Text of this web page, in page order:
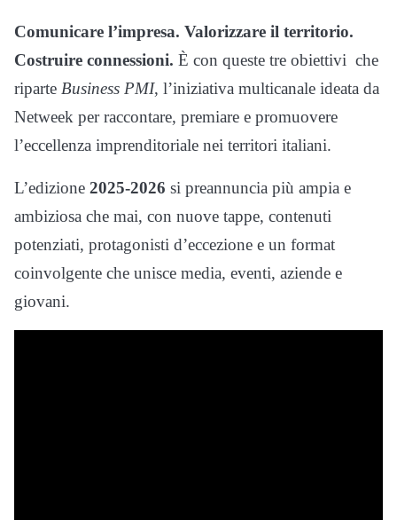
Comunicare l’impresa. Valorizzare il territorio.
Costruire connessioni. È con queste tre obiettivi che
riparte Business PMI, l’iniziativa multicanale ideata da
Netweek per raccontare, premiare e promuovere
l’eccellenza imprenditoriale nei territori italiani.
L’edizione 2025-2026 si preannuncia più ampia e
ambiziosa che mai, con nuove tappe, contenuti
potenziati, protagonisti d’eccezione e un format
coinvolgente che unisce media, eventi, aziende e
giovani.